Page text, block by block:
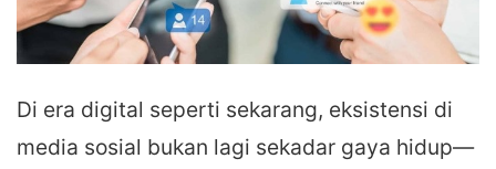
Di era digital seperti sekarang, eksistensi di
media sosial bukan lagi sekadar gaya hidup—